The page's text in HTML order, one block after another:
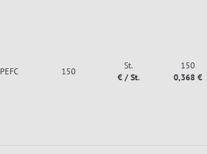
PEFC 150
St.
€ / St.
150
0,368 €